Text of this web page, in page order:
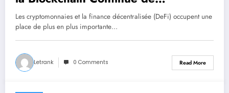
Révolutionner la Finance
Les cryptomonnaies et la finance décentralisée (DeFi) occupent une
place de plus en plus importante…
Letrank 0 Comments Read More